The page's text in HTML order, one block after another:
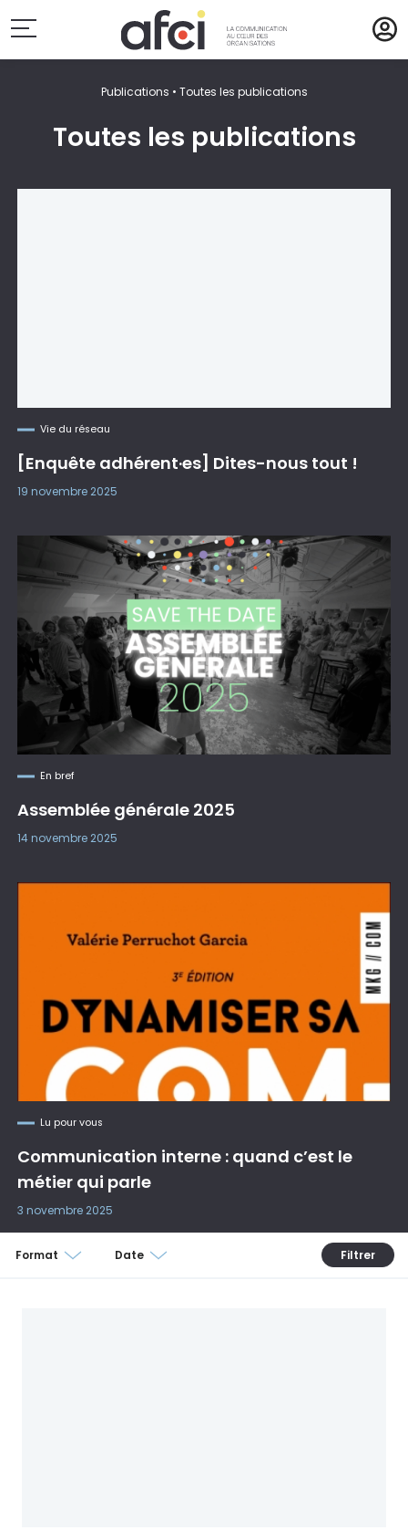
Publications • Toutes les publications
Toutes les publications
Vie du réseau
[Enquête adhérent·es] Dites-nous tout !
19 novembre 2025
En bref
Assemblée générale 2025
14 novembre 2025
Lu pour vous
Communication interne : quand c’est le
métier qui parle
3 novembre 2025
Format Date